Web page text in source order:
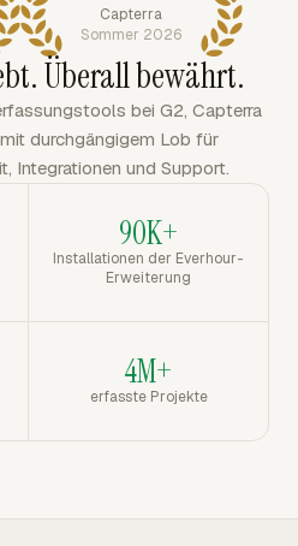
Capterra
Sommer 2026
Überall bewährt.
bei G2, Capterra
durchgängigem Lob für
Integrationen und Support.
90K+
Installationen der Everhour-
Erweiterung
4M+
erfasste Projekte